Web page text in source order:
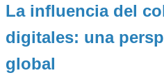
La influencia del
digitales: una
global